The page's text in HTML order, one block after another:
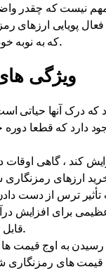
، مهم نیست که چقدر
پویایی ارزهای
که به نوبه خود بیشتر سرمایه گذاران را جذب می کند.
ویژگی
درک آنها حیاتی
ارزهای
برای افزایش
قابل توجهی از دست دادن را ایجاد می کند.
به اوج قیمت